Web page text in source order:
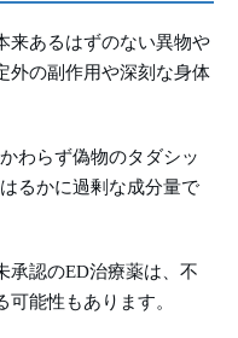
来あるはずのない異物や
外の副作用や深刻な身体
わらず偽物のタダシッ
るかに過剰な成分量で
承認のED治療薬は、不
能性もあります。